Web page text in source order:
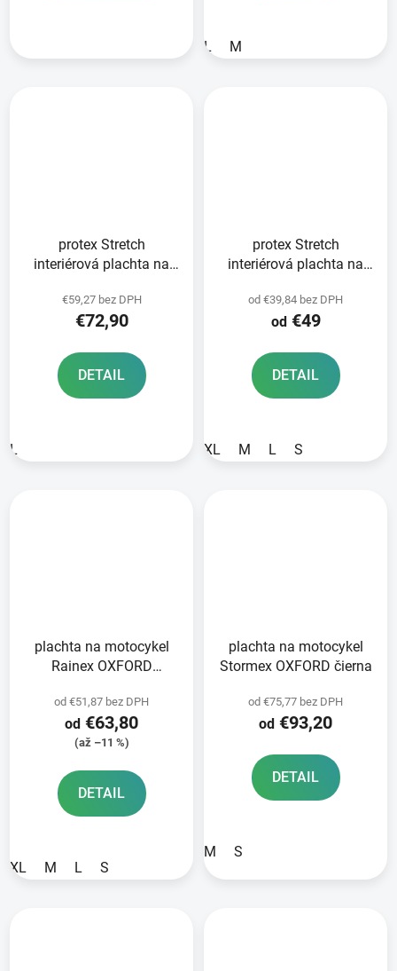
L M
protex Stretch
interiérová plachta na
červená
€59,27 bez DPH
€72,90
DETAIL
L
protex Stretch
interiérová plachta na
čierna
od €39,84 bez DPH
od€49
DETAIL
XL M L S
plachta na motocykel
Rainex OXFORD
od €51,87 bez DPH
od €63,80
(až –11 %)
DETAIL
XL M L S
plachta na motocykel
Stormex OXFORD čierna
od €75,77 bez DPH
od €93,20
DETAIL
M S